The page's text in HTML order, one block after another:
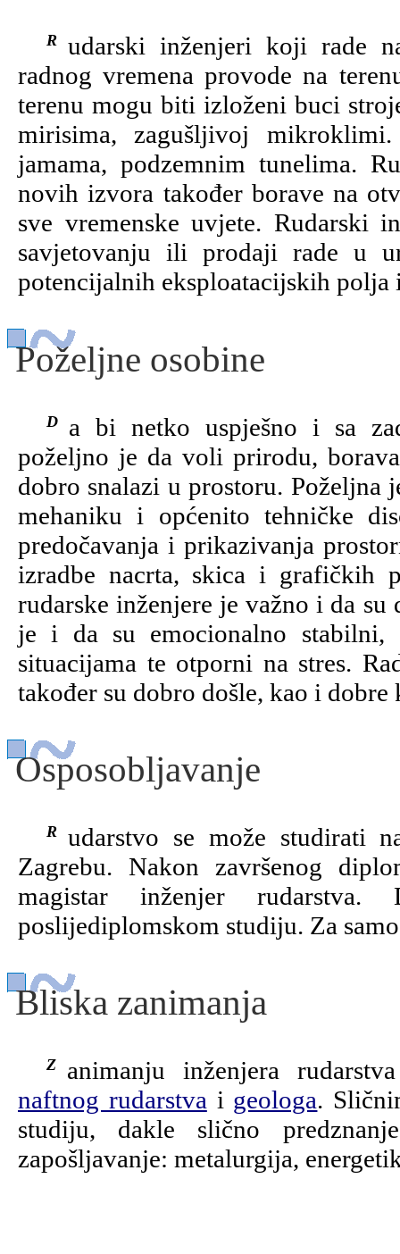
Rudarski inženjeri koji rade na eksploatacijskim poljima otprilike 50%
radnog vremena provode na
terenu mogu biti izloženi buci
mirisima, zagušljivoj
jamama, podzemnim tunelima.
novih izvora također borave na
sve vremenske uvjete. Rudarski
savjetovanju ili prodaji rade u
potencijalnih eksploatacijskih polja
Poželjne osobine
Da bi netko uspješno i sa zadovoljstvom radio kao rudarski inženjer,
poželjno je da voli prirodu,
dobro snalazi u prostoru. Poželjna
mehaniku i općenito tehničke
predočavanja i prikazivanja
izradbe nacrta, skica i grafičkih
rudarske inženjere je važno i da
je i da su emocionalno stabilni,
situacijama te otporni na stres.
također su dobro došle, kao i
Osposobljavanje
Rudarstvo se može studirati na Rudarsko-naftno-geološkom fakultetu u
Zagrebu. Nakon završenog
magistar inženjer
poslijediplomskom studiju. Za
Bliska zanimanja
Zanimanju inženjera
naftnog rudarstva i geologa.
studiju, dakle slično
zapošljavanje: metalurgija,